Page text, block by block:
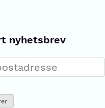
nyhetsbrev